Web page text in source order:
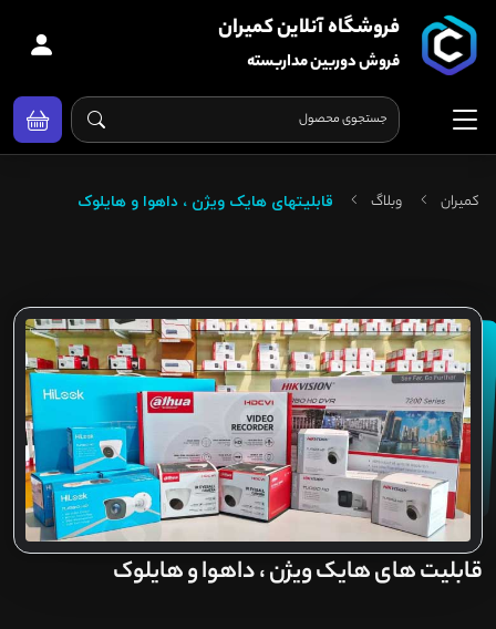
فروشگاه آنلاین کمیران
فروش دوربین مداربسته
کمیران وبلاگ قابلیتهای هایک ویژن ، داهوا و هایلوک
قابلیت های هایک ویژن ، داهوا و هایلوک